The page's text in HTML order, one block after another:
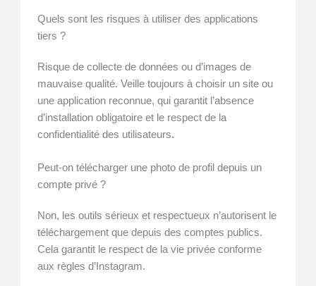
Quels sont les risques à utiliser des applications
tiers ?
Risque de collecte de données ou d’images de
mauvaise qualité. Veille toujours à choisir un site ou
une application reconnue, qui garantit l’absence
d’installation obligatoire et le respect de la
confidentialité des utilisateurs.
Peut-on télécharger une photo de profil depuis un
compte privé ?
Non, les outils sérieux et respectueux n’autorisent le
téléchargement que depuis des comptes publics.
Cela garantit le respect de la vie privée conforme
aux règles d’Instagram.